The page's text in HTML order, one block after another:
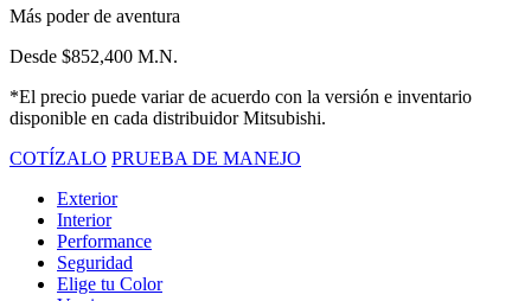
Más poder de aventura
Desde $852,400 M.N.
*El precio puede variar de acuerdo con la versión e inventario
disponible en cada distribuidor Mitsubishi.
COTÍZALO PRUEBA DE MANEJO
Exterior
Interior
Performance
Seguridad
Elige tu Color